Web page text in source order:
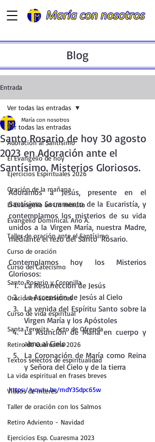
Blog
Entrada
Ver todas las entradas
Adoración al Santísimo
El Evangelio de hoy
Ejercicios Espirituales 2026
Oración de la mañana
El Evangelio en un minuto
Evangelio Dominical. Año A.
Taller de oración ante el Santísimo
Curso de oración
Curso del Catecismo
Santo Rosario y Coronilla
Oraciones Eucarísticas
Curso de vida espiritual
Santa Teresita - Acto de Ofrenda
Retiro de Cuaresma 2026
Textos selectos de espiritualidad
La vida espiritual en frases breves
Vídeos de interés
Taller de oración con los Salmos
Retiro Adviento - Navidad
Ejercicios Esp. Cuaresma 2023
Ver todas las entradas
Santo Rosario de hoy 30 agosto
2023 en Adoración ante el
Santísimo. Misterios Gloriosos.
María con nosotros
Adoramos a Jesús, presente en el
Santísimo Sacramento de la Eucaristía, y
contemplamos los misterios de su vida
unidos a la Virgen María, nuestra Madre,
mediante el rezo del Santo  Rosario.
Contemplamos hoy los Misterios
Gloriosos:
La Resurrección de Jesús
La Ascensión de Jesús al Cielo
La venida del Espíritu Santo sobre la
Virgen María y los Apóstoles
La Asunción de María en cuerpo y
alma al Cielo
La Coronación de María como Reina
y Señora del Cielo y de la tierra
https://youtu.be/mdY3Sdpc65w